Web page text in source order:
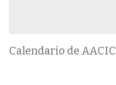
Calendario de AACIC